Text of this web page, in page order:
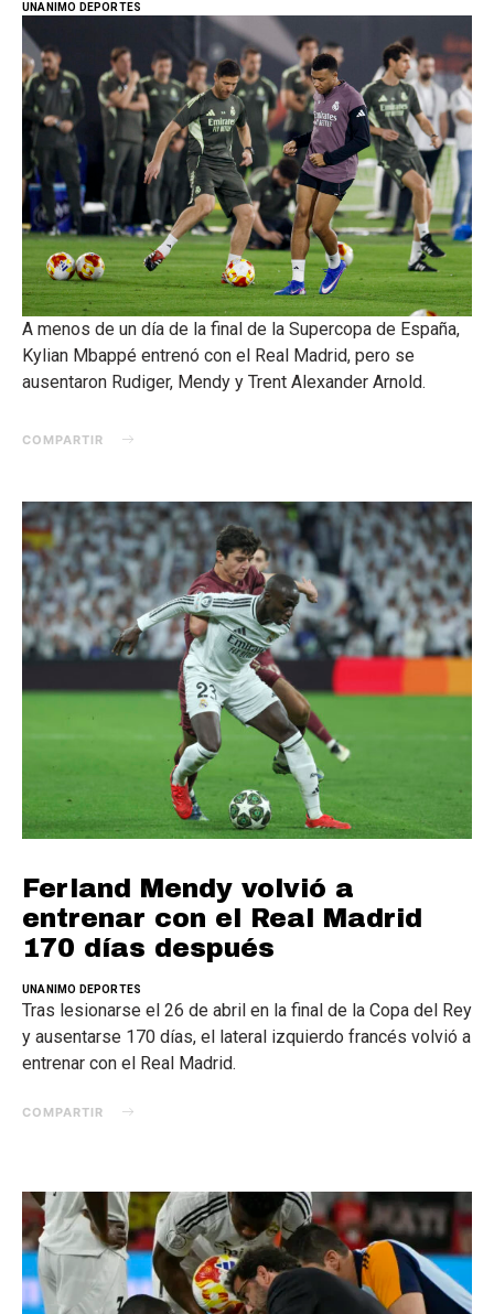
UNANIMO DEPORTES
A menos de un día de la final de la Supercopa de España,
Kylian Mbappé entrenó con el Real Madrid, pero se
ausentaron Rudiger, Mendy y Trent Alexander Arnold.
COMPARTIR
Ferland Mendy volvió a
entrenar con el Real Madrid
170 días después
UNANIMO DEPORTES
Tras lesionarse el 26 de abril en la final de la Copa del Rey
y ausentarse 170 días, el lateral izquierdo francés volvió a
entrenar con el Real Madrid.
COMPARTIR